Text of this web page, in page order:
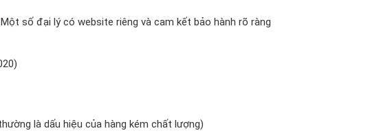
Một số đại lý có website riêng và cam kết bảo hành rõ ràng
là dấu hiệu của hàng kém chất lượng)